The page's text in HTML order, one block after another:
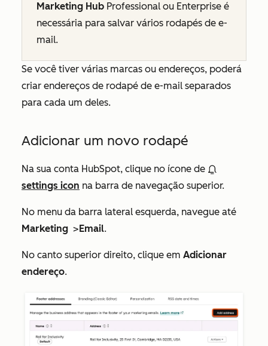
Marketing Hub Professional ou Enterprise é
necessária para salvar vários rodapés de e-
mail.
Se você tiver várias marcas ou endereços, poderá
criar endereços de rodapé de e-mail separados
para cada um deles.
Adicionar um novo rodapé
Na sua conta HubSpot, clique no ícone de
settings icon na barra de navegação superior.
No menu da barra lateral esquerda, navegue até
Marketing >Email.
No canto superior direito, clique em Adicionar
endereço.